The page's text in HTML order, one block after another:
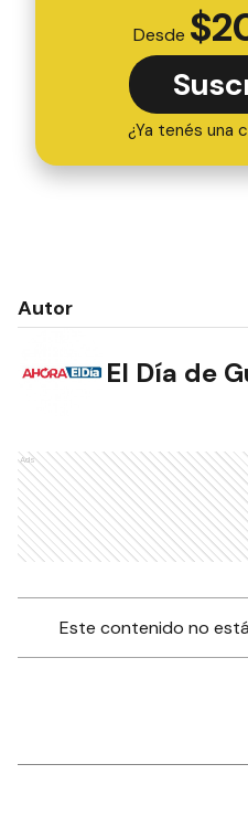
Desde $
¿Ya tenés una
Autor
El Día de
Ads
Este contenido no